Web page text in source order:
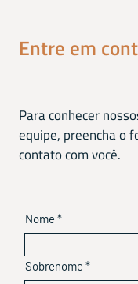
Entre em
Para conhecer
equipe, preencha o
contato com você.
Nome
Sobrenome